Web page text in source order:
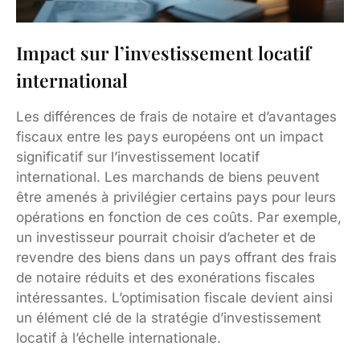
Impact sur l’investissement locatif
international
Les différences de frais de notaire et d’avantages
fiscaux entre les pays européens ont un impact
significatif sur l’investissement locatif
international. Les marchands de biens peuvent
être amenés à privilégier certains pays pour leurs
opérations en fonction de ces coûts. Par exemple,
un investisseur pourrait choisir d’acheter et de
revendre des biens dans un pays offrant des frais
de notaire réduits et des exonérations fiscales
intéressantes. L’optimisation fiscale devient ainsi
un élément clé de la stratégie d’investissement
locatif à l’échelle internationale.